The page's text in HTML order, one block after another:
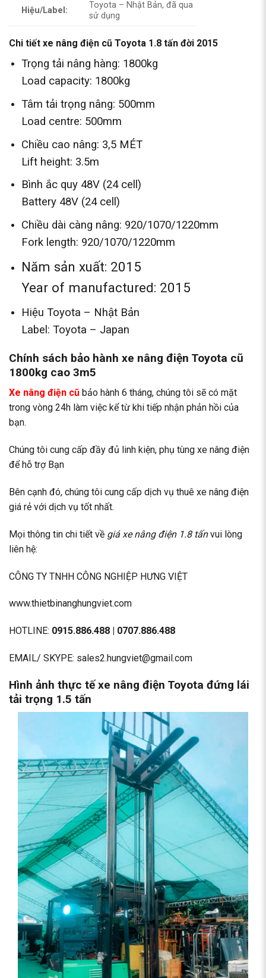
Hiệu/Label:
Toyota – Nhật Bản, đã qua
sử dụng
Chi tiết xe nâng điện cũ Toyota 1.8 tấn đời 2015
Trọng tải nâng hàng: 1800kg
Load capacity: 1800kg
Tâm tải trọng nâng: 500mm
Load centre: 500mm
Chiều cao nâng: 3,5 MÉT
Lift height: 3.5m
Bình ắc quy 48V (24 cell)
Battery 48V (24 cell)
Chiều dài càng nâng: 920/1070/1220mm
Fork length: 920/1070/1220mm
Năm sản xuất: 2015
Year of manufactured: 2015
Hiệu Toyota – Nhật Bản
Label: Toyota – Japan
Chính sách bảo hành xe nâng điện Toyota cũ
1800kg cao 3m5
Xe nâng điện cũ bảo hành 6 tháng, chúng tôi sẽ có mặt
trong vòng 24h làm việc kể từ khi tiếp nhận phản hồi của
bạn.
Chúng tôi cung cấp đầy đủ linh kiện, phụ tùng xe nâng điện
để hỗ trợ Bạn
Bên cạnh đó, chúng tôi cung cấp dịch vụ thuê xe nâng điện
giá rẻ với dịch vụ tốt nhất.
Mọi thông tin chi tiết về giá xe nâng điện 1.8 tấnvui lòng
liên hệ:
CÔNG TY TNHH CÔNG NGHIỆP HƯNG VIỆT
www.thietbinanghungviet.com
HOTLINE: 0915.886.488 | 0707.886.488
EMAIL/ SKYPE: sales2.hungviet@gmail.com
Hình ảnh thực tế xe nâng điện Toyota đứng lái
tải trọng 1.5 tấn